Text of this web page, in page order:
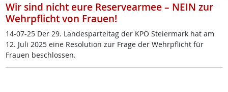
Wir sind nicht eure Reservearmee – NEIN zur
Wehrpflicht von Frauen!
14-07-25 Der 29. Lan­de­s­par­tei­tag der KPÖ Stei­er­mark hat am
12. Ju­li 2025 ei­ne Re­so­lu­ti­on zur Fra­ge der Wehrpf­licht für
Frau­en be­sch­los­sen.